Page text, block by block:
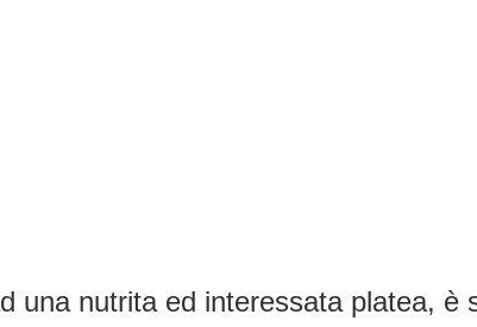
una nutrita ed interessata platea, è